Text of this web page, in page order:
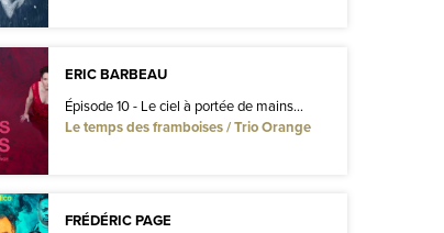
ERIC BARBEAU
Épisode 10 - Le ciel à portée de mains...
Le temps des framboises / Trio Orange
FRÉDÉRIC PAGE